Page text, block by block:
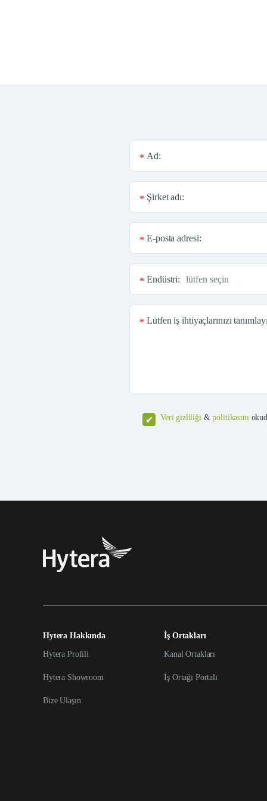
Ad:
*
Şirket adı:
*
E-posta adresi:
*
Endüstri:
*
Lütfen iş ihtiyaçlarınızı
*
Veri gizliliği&politikasını
Hytera Hakkında
Hytera Profili
Hytera Showroom
Bize Ulaşın
İş Ortakları
Kanal Ortakları
İş Ortağı Portalı